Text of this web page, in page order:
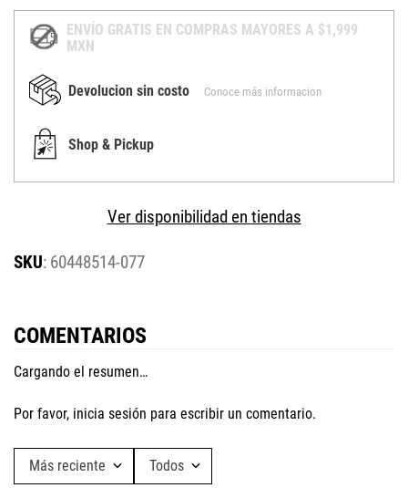
ENVÍO GRATIS EN COMPRAS MAYORES A $1,999
MXN
Devolucion sin costo Conoce más informacion
Shop & Pickup
Ver disponibilidad en tiendas
: 60448514-077
COMENTARIOS
Cargando el resumen…
Por favor, inicia sesión para escribir un comentario.
Más reciente Todos